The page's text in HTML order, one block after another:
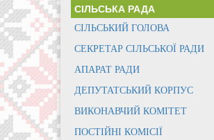
СІЛЬСЬКА РАДА
СІЛЬСЬКИЙ ГОЛОВА
СЕКРЕТАР СІЛЬСЬКОЇ РАДИ
АПАРАТ РАДИ
ДЕПУТАТСЬКИЙ КОРПУС
ВИКОНАВЧИЙ КОМІТЕТ
ПОСТІЙНІ КОМІСІЇ